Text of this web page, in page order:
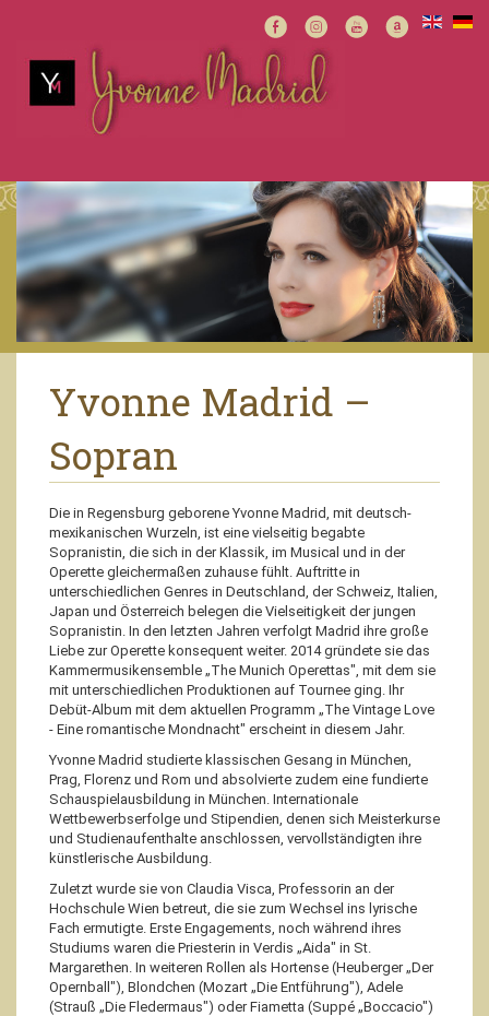
Yvonne Madrid –
Sopran
Die in Regensburg geborene Yvonne Madrid, mit deutsch-
mexikanischen Wurzeln, ist eine vielseitig begabte
Sopranistin, die sich in der Klassik, im Musical und in der
Operette gleichermaßen zuhause fühlt. Auftritte in
unterschiedlichen Genres in Deutschland, der Schweiz, Italien,
Japan und Österreich belegen die Vielseitigkeit der jungen
Sopranistin. In den letzten Jahren verfolgt Madrid ihre große
Liebe zur Operette konsequent weiter. 2014 gründete sie das
Kammermusikensemble „The Munich Operettas", mit dem sie
mit unterschiedlichen Produktionen auf Tournee ging. Ihr
Debüt-Album mit dem aktuellen Programm „The Vintage Love
- Eine romantische Mondnacht" erscheint in diesem Jahr.
Yvonne Madrid studierte klassischen Gesang in München,
Prag, Florenz und Rom und absolvierte zudem eine fundierte
Schauspielausbildung in München. Internationale
Wettbewerbserfolge und Stipendien, denen sich Meisterkurse
und Studienaufenthalte anschlossen, vervollständigten ihre
künstlerische Ausbildung.
Zuletzt wurde sie von Claudia Visca, Professorin an der
Hochschule Wien betreut, die sie zum Wechsel ins lyrische
Fach ermutigte. Erste Engagements, noch während ihres
Studiums waren die Priesterin in Verdis „Aida" in St.
Margarethen. In weiteren Rollen als Hortense (Heuberger „Der
Opernball"), Blondchen (Mozart „Die Entführung"), Adele
(Strauß „Die Fledermaus") oder Fiametta (Suppé „Boccacio")